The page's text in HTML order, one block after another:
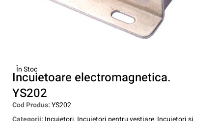
În Stoc
Incuietoare electromagnetica.
YS202
Cod Produs:YS202